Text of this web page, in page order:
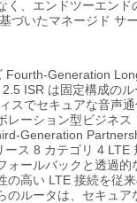
く、エンドツーエンド
づいたマネージド サ
Fourth-Generation
2.5 ISR は固定構成の
スでセキュアな音声
レーション型ビジネス
Generation
ース 8 カテゴリ 4 LTE
ォールバックと透過的
の高い LTE 接続を従
のルータは、セキュア